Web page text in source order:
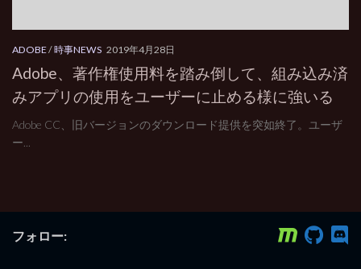
ADOBE/時事NEWS 2019年4月28日
Adobe、著作権使用料を踏み倒して、組み込み済
みアプリの使用をユーザーに止める様に強いる
Adobe CC、旧バージョンのダウンロード提供を突如終了。ユーザ
ー...
フォロー: